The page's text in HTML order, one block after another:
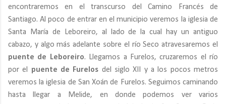
encontraremos en el transcurso del Camino Francés de
Santiago. Al poco de entrar en el municipio veremos la iglesia de
Santa María de Leboreiro, al lado de la cual hay un antiguo
cabazo, y algo más adelante sobre el río Seco atravesaremos el
puente de Leboreiro. Llegamos a Furelos, cruzaremos el río
por el puente de Furelos del siglo XII y a los pocos metros
veremos la iglesia de San Xoán de Furelos. Seguimos caminando
hasta llegar a Melide, en donde podemos ver varios